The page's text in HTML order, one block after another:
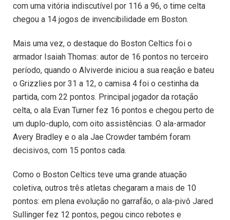
com uma vitória indiscutível por 116 a 96, o time celta
chegou a 14 jogos de invencibilidade em Boston.
Mais uma vez, o destaque do Boston Celtics foi o
armador Isaiah Thomas: autor de 16 pontos no terceiro
período, quando o Alviverde iniciou a sua reação e bateu
o Grizzlies por 31 a 12, o camisa 4 foi o cestinha da
partida, com 22 pontos. Principal jogador da rotação
celta, o ala Evan Turner fez 16 pontos e chegou perto de
um duplo-duplo, com oito assistências. O ala-armador
Avery Bradley e o ala Jae Crowder também foram
decisivos, com 15 pontos cada.
Como o Boston Celtics teve uma grande atuação
coletiva, outros três atletas chegaram a mais de 10
pontos: em plena evolução no garrafão, o ala-pivô Jared
Sullinger fez 12 pontos, pegou cinco rebotes e